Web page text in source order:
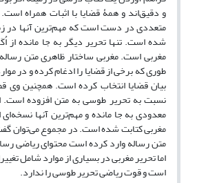
و دقیق‌اند و همۀ قضایا با اثبات همراه
متعددی در دست است که مهم‌ترین آنها در
شده است. تنها تحریر دیگر به جا مانده از
مغربی است. مغربی ساختار ظاهری متن
طوری که برخی از قضایا را ادغام کرده و در
بیان قضایا انتخاب کرده است. همچنین وی
نسبت به تحریر طوسی به متن افزوده است.
معدودی به جا مانده و مهم‌ترین آنها
مغربی کتابت شده است. در مجموع می‌توان
متن رساله وارد کرده است محتوای ریاضی
اما تحریر مغربی در بسیاری از موارد شامل
است و قوت ریاضی تحریر طوسی را ندارد.